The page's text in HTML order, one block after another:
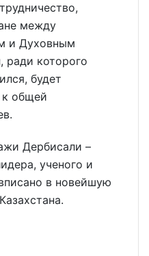
между
и Духовным
ради которого
будет
к общей
Дербисали –
ученого и
в новейшую